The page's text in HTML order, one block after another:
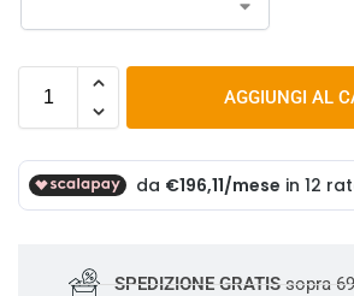
AGGIUNGI AL
SPEDIZIONE GRATISsopra